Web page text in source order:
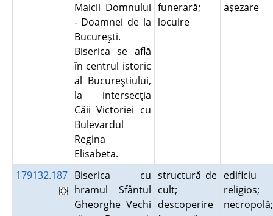
Maicii Domnului
- Doamnei de la
Bucureşti.
Biserica se află
în centrul istoric
al Bucureştiului,
la intersecţia
Căii Victoriei cu
Bulevardul
Regina
Elisabeta.
funerară;
locuire
aşezare
179132.187 Biserica cu
hramul Sfântul
Gheorghe Vechi
structură de
cult;
descoperire
edificiu
religios;
necropolă;